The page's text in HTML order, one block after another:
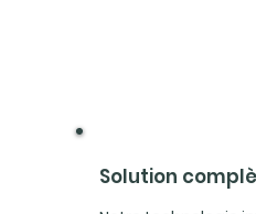
Solution